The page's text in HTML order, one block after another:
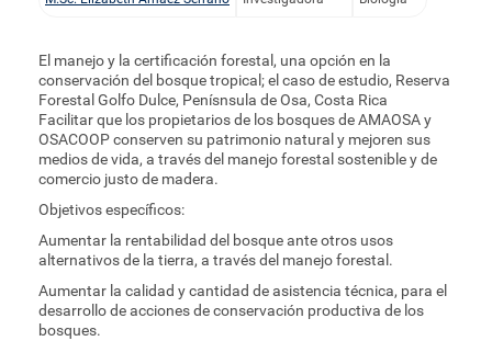
El manejo y la certificación forestal, una opción en la
conservación del bosque tropical; el caso de estudio, Reserva
Forestal Golfo Dulce, Penísnsula de Osa, Costa Rica
Facilitar que los propietarios de los bosques de AMAOSA y
OSACOOP conserven su patrimonio natural y mejoren sus
medios de vida, a través del manejo forestal sostenible y de
comercio justo de madera.
Objetivos específicos:
Aumentar la rentabilidad del bosque ante otros usos
alternativos de la tierra, a través del manejo forestal.
Aumentar la calidad y cantidad de asistencia técnica, para el
desarrollo de acciones de conservación productiva de los
bosques.